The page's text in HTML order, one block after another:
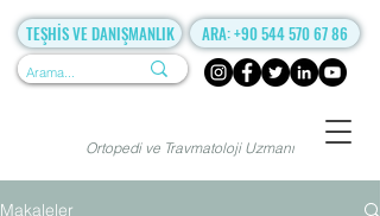
Ortopedi ve Travmatoloji Uzmanı
TEŞHİS VE DANIŞMANLIK ARA: +90 544 570 67 86
Makaleler